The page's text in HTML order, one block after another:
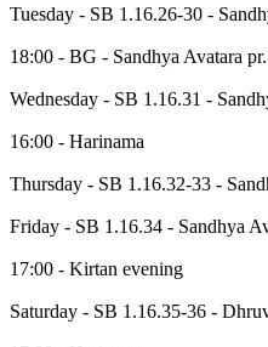
Tuesday - SB 1.16.26-30 -
18:00 - BG - Sandhya Avatara pr.
Wednesday - SB 1.16.31 -
16:00 - Harinama
Thursday - SB 1.16.32-33 -
Friday - SB 1.16.34 - Sandhya
17:00 - Kirtan evening
Saturday - SB 1.16.35-36 -